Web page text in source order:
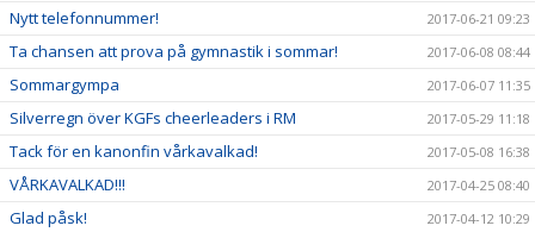
Nytt telefonnummer! 2017-06-21 09:23
Ta chansen att prova på gymnastik i sommar! 2017-06-08 08:44
Sommargympa 2017-06-07 11:35
Silverregn över KGFs cheerleaders i RM 2017-05-29 11:18
Tack för en kanonfin vårkavalkad! 2017-05-08 16:38
VÅRKAVALKAD!!! 2017-04-25 08:40
Glad påsk! 2017-04-12 10:29